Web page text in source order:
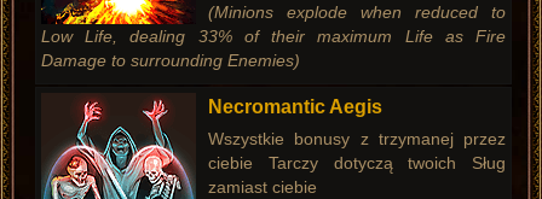
(Minions explode when reduced to
Low Life, dealing 33% of their maximum Life as Fire
Damage to surrounding Enemies)
Necromantic Aegis
Wszystkie bonusy z trzymanej przez
ciebie Tarczy dotyczą twoich Sług
zamiast ciebie